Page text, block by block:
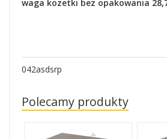
waga kozetki bez opakowania
042asdsrp
Polecamy produkty